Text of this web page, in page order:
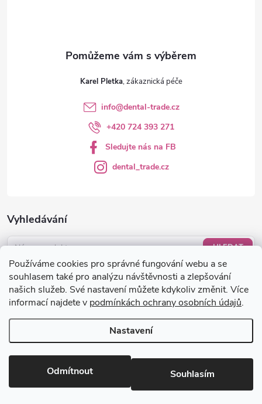
Používáme cookies pro správné fungování webu a se
souhlasem také pro analýzu návštěvnosti a zlepšování
našich služeb. Své nastavení můžete kdykoliv změnit. Více
informací najdete v podmínkách ochrany osobních údajů.
Nastavení
Odmítnout Souhlasím
Vyhledávání
HLEDAT
Nákupní košík
0KS /0 KČ
Karel Pletka
info@dental-trade.cz
+420 724 393 271
Sledujte nás na FB
dental_trade.cz
Copyright 2026dental-trade.cz. Všechna práva vyhrazena.Upravit
nastavení cookies